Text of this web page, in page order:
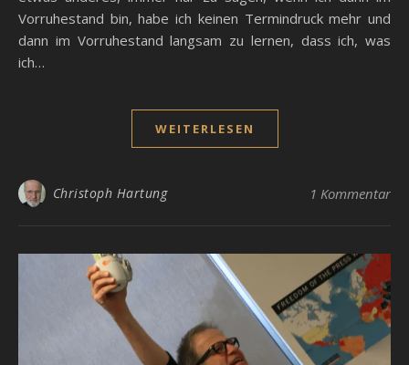
Vorruhestand bin, habe ich keinen Termindruck mehr und
dann im Vorruhestand langsam zu lernen, dass ich, was
ich…
WEITERLESEN
Christoph Hartung 1 Kommentar